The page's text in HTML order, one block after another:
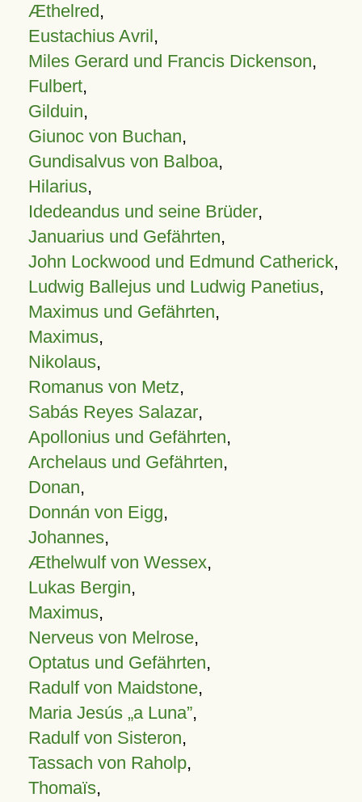
Æthelred,
Eustachius Avril,
Miles Gerard und Francis Dickenson,
Fulbert,
Gilduin,
Giunoc von Buchan,
Gundisalvus von Balboa,
Hilarius,
Idedeandus und seine Brüder,
Januarius und Gefährten,
John Lockwood und Edmund Catherick,
Ludwig Ballejus und Ludwig Panetius,
Maximus und Gefährten,
Maximus,
Nikolaus,
Romanus von Metz,
Sabás Reyes Salazar,
Apollonius und Gefährten,
Archelaus und Gefährten,
Donan,
Donnán von Eigg,
Johannes,
Æthelwulf von Wessex,
Lukas Bergin,
Maximus,
Nerveus von Melrose,
Optatus und Gefährten,
Radulf von Maidstone,
Maria Jesús „a Luna”,
Radulf von Sisteron,
Tassach von Raholp,
Thomaïs,